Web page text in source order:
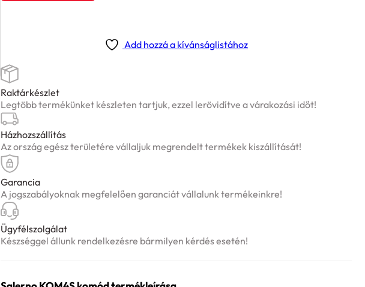
Add hozzá a kívánságlistához
Raktárkészlet
Legtöbb termékünket készleten tartjuk, ezzel lerövidítve a várakozási időt!
Házhozszállítás
Az ország egész területére vállaljuk megrendelt termékek kiszállítását!
Garancia
A jogszabályoknak megfelelően garanciát vállalunk termékeinkre!
Ügyfélszolgálat
Készséggel állunk rendelkezésre bármilyen kérdés esetén!